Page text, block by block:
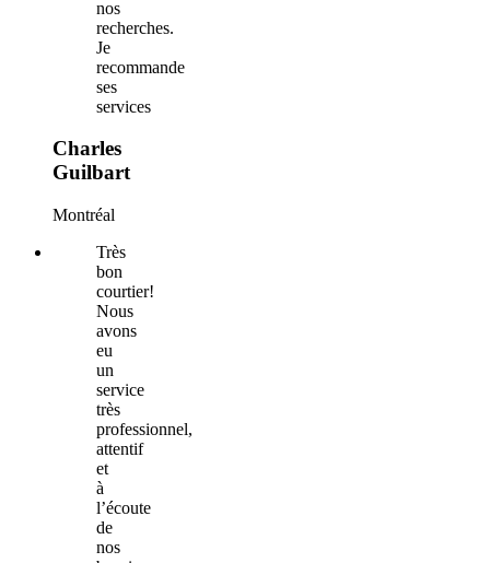
nos
recherches.
Je
recommande
ses
services
Charles
Guilbart
Montréal
Très
bon
courtier!
Nous
avons
eu
un
service
très
professionnel,
attentif
et
à
l’écoute
de
nos